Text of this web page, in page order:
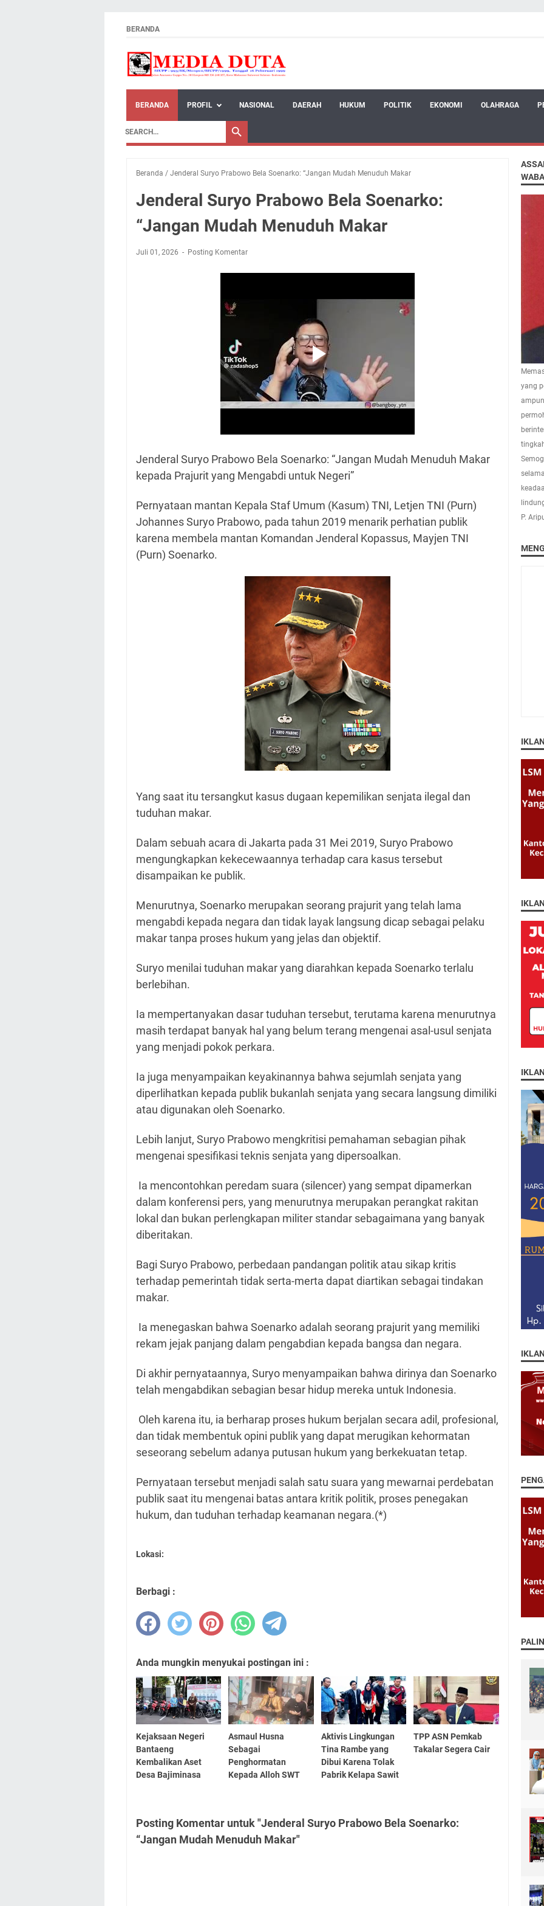
BERANDA
BERANDA PROFIL NASIONAL DAERAH HUKUM POLITIK EKONOMI OLAHRAGA
Beranda / Jenderal Suryo Prabowo Bela Soenarko: “Jangan Mudah Menuduh Makar
Jenderal Suryo Prabowo Bela Soenarko:
“Jangan Mudah Menuduh Makar
Juli 01, 2026 Posting Komentar
Jenderal Suryo Prabowo Bela Soenarko: “Jangan Mudah Menuduh Makar
kepada Prajurit yang Mengabdi untuk Negeri”
Pernyataan mantan Kepala Staf Umum (Kasum) TNI, Letjen TNI (Purn)
Johannes Suryo Prabowo, pada tahun 2019 menarik perhatian publik
karena membela mantan Komandan Jenderal Kopassus, Mayjen TNI
(Purn) Soenarko.
Yang saat itu tersangkut kasus dugaan kepemilikan senjata ilegal dan
tuduhan makar.
Dalam sebuah acara di Jakarta pada 31 Mei 2019, Suryo Prabowo
mengungkapkan kekecewaannya terhadap cara kasus tersebut
disampaikan ke publik.
Menurutnya, Soenarko merupakan seorang prajurit yang telah lama
mengabdi kepada negara dan tidak layak langsung dicap sebagai pelaku
makar tanpa proses hukum yang jelas dan objektif.
Suryo menilai tuduhan makar yang diarahkan kepada Soenarko terlalu
berlebihan.
Ia mempertanyakan dasar tuduhan tersebut, terutama karena menurutnya
masih terdapat banyak hal yang belum terang mengenai asal-usul senjata
yang menjadi pokok perkara.
Ia juga menyampaikan keyakinannya bahwa sejumlah senjata yang
diperlihatkan kepada publik bukanlah senjata yang secara langsung dimiliki
atau digunakan oleh Soenarko.
Lebih lanjut, Suryo Prabowo mengkritisi pemahaman sebagian pihak
mengenai spesifikasi teknis senjata yang dipersoalkan.
Ia mencontohkan peredam suara (silencer) yang sempat dipamerkan
dalam konferensi pers, yang menurutnya merupakan perangkat rakitan
lokal dan bukan perlengkapan militer standar sebagaimana yang banyak
diberitakan.
Bagi Suryo Prabowo, perbedaan pandangan politik atau sikap kritis
terhadap pemerintah tidak serta-merta dapat diartikan sebagai tindakan
makar.
Ia menegaskan bahwa Soenarko adalah seorang prajurit yang memiliki
rekam jejak panjang dalam pengabdian kepada bangsa dan negara.
Di akhir pernyataannya, Suryo menyampaikan bahwa dirinya dan Soenarko
telah mengabdikan sebagian besar hidup mereka untuk Indonesia.
Oleh karena itu, ia berharap proses hukum berjalan secara adil, profesional,
dan tidak membentuk opini publik yang dapat merugikan kehormatan
seseorang sebelum adanya putusan hukum yang berkekuatan tetap.
Pernyataan tersebut menjadi salah satu suara yang mewarnai perdebatan
publik saat itu mengenai batas antara kritik politik, proses penegakan
hukum, dan tuduhan terhadap keamanan negara.(*)
Lokasi:
Berbagi :
Anda mungkin menyukai postingan ini :
Kejaksaan Negeri
Bantaeng
Kembalikan Aset
Desa Bajiminasa
Asmaul Husna
Sebagai
Penghormatan
Kepada Alloh SWT
Aktivis Lingkungan
Tina Rambe yang
Dibui Karena Tolak
Pabrik Kelapa Sawit
TPP ASN Pemkab
Takalar Segera Cair
Posting Komentar untuk "Jenderal Suryo Prabowo Bela Soenarko:
“Jangan Mudah Menuduh Makar"
yang
P.